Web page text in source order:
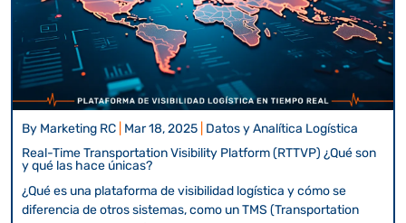
By Marketing RC Mar 18, 2025 Datos y Analítica Logística
Real-Time Transportation Visibility Platform (RTTVP) ¿Qué son
y qué las hace únicas?
¿Qué es una plataforma de visibilidad logística y cómo se
diferencia de otros sistemas, como un TMS (Transportation